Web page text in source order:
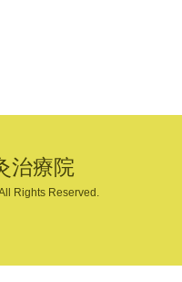
治療院
Rights Reserved.